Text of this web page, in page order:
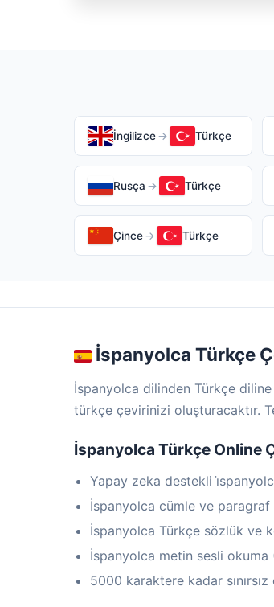
İngilizce→ Türkçe
Rusça → Türkçe
Çince→ Türkçe
İspanyolca Türkçe
İspanyolca dilinden Türkçe
türkçe çevirinizi oluşturacaktır.
İspanyolca Türkçe Online
Yapay zeka destekli
İspanyolca cümle ve paragraf
İspanyolca Türkçe sözlük ve
İspanyolca metin sesli okuma
5000 karaktere kadar sınırsız